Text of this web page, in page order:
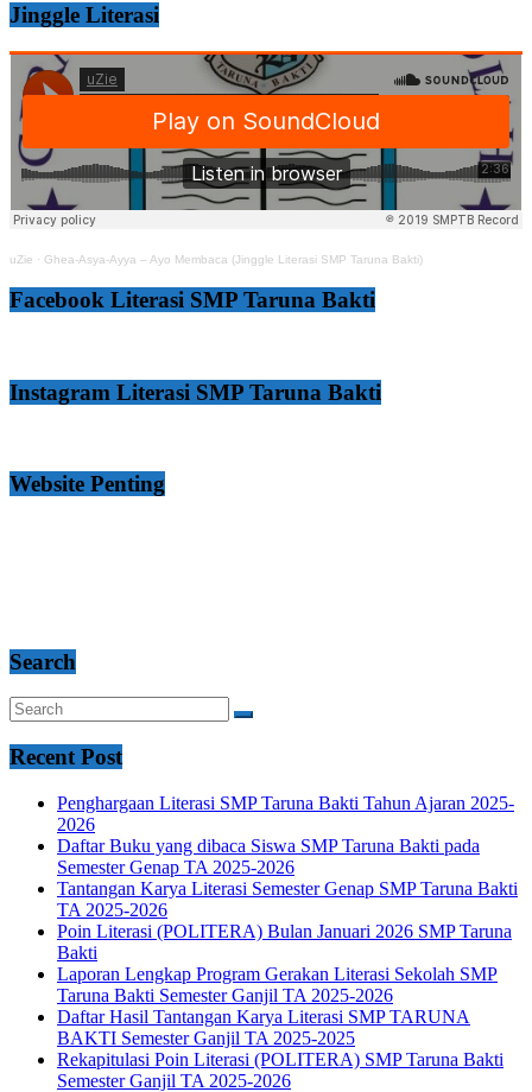
Jinggle Literasi
uZie · Ghea-Asya-Ayya – Ayo Membaca (Jinggle Literasi SMP Taruna Bakti)
Facebook Literasi SMP Taruna Bakti
Instagram Literasi SMP Taruna Bakti
Website Penting
Search
Recent Post
Penghargaan Literasi SMP Taruna Bakti Tahun Ajaran 2025-
2026
Daftar Buku yang dibaca Siswa SMP Taruna Bakti pada
Semester Genap TA 2025-2026
Tantangan Karya Literasi Semester Genap SMP Taruna Bakti
TA 2025-2026
Poin Literasi (POLITERA) Bulan Januari 2026 SMP Taruna
Bakti
Laporan Lengkap Program Gerakan Literasi Sekolah SMP
Taruna Bakti Semester Ganjil TA 2025-2026
Daftar Hasil Tantangan Karya Literasi SMP TARUNA
BAKTI Semester Ganjil TA 2025-2025
Rekapitulasi Poin Literasi (POLITERA) SMP Taruna Bakti
Semester Ganjil TA 2025-2026